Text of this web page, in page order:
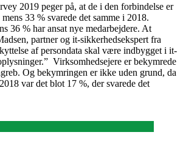
2019 peger på, at de i den forbindelse er
33 % svarede det samme i 2018.
36 % har ansat nye medarbejdere. At
partner og it-sikkerhedsekspert fra
af persondata skal være indbygget i it-
Virksomhedsejere er bekymrede
Og bekymringen er ikke uden grund, da
var det blot 17 %, der svarede det